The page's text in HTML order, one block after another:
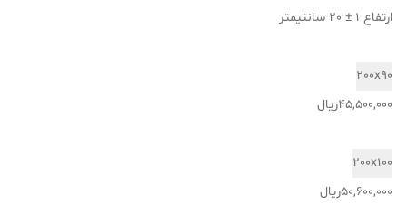
ارتفاع 1 ± 20 سانتیمتر
200x90
45,500,000ریال
200x100
50,600,000ریال